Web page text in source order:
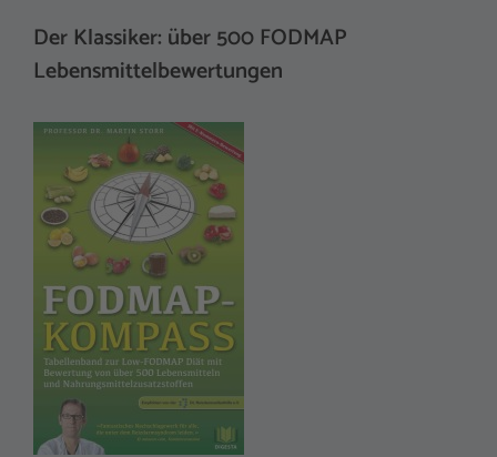
Der Klassiker: über 500 FODMAP
Lebensmittelbewertungen